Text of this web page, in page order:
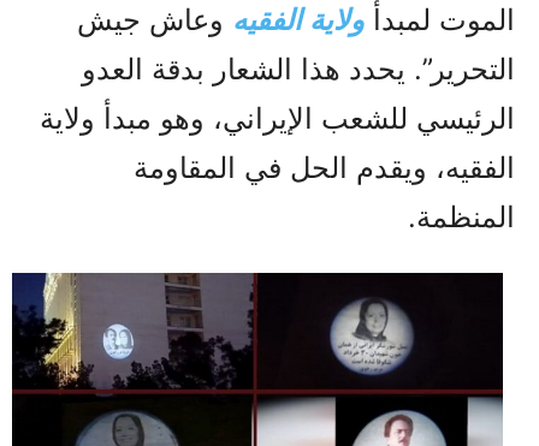
الموت لمبدأ ولاية الفقيه وعاش جيش
التحرير”. يحدد هذا الشعار بدقة العدو
الرئيسي للشعب الإيراني، وهو مبدأ ولاية
الفقيه، ويقدم الحل في المقاومة
المنظمة.